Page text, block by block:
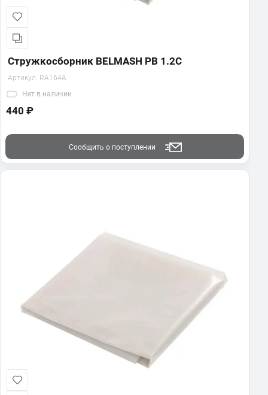
Стружкосборник BELMASH PB 1.2C
Артикул: RA164A
Нет в наличии
440 ₽
Сообщить о поступлении